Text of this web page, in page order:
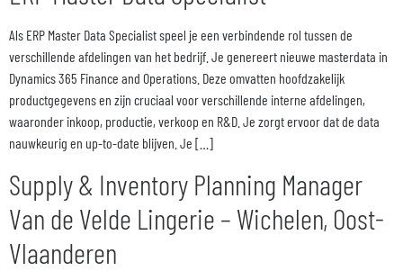
Als ERP Master Data Specialist speel je een verbindende rol tussen de
verschillende afdelingen van het bedrijf. Je genereert nieuwe masterdata in
Dynamics 365 Finance and Operations. Deze omvatten hoofdzakelijk
productgegevens en zijn cruciaal voor verschillende interne afdelingen,
waaronder inkoop, productie, verkoop en R&D. Je zorgt ervoor dat de data
nauwkeurig en up-to-date blijven. Je […]
Supply & Inventory Planning Manager
Van de Velde Lingerie – Wichelen, Oost-
Vlaanderen